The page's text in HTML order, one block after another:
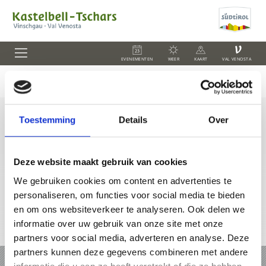
Toestemming Details Over
Deze website maakt gebruik van cookies
We gebruiken cookies om content en advertenties te
personaliseren, om functies voor social media te bieden
en om ons websiteverkeer te analyseren. Ook delen we
informatie over uw gebruik van onze site met onze
partners voor social media, adverteren en analyse. Deze
partners kunnen deze gegevens combineren met andere
EVENEMENTEN WEER KAART
V
VAL VENOSTA
+39 0473 62 41 93 info@kastelbell-tschars.com
Online-kaart